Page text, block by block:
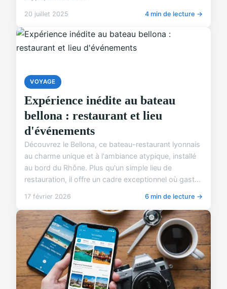
20 juillet 2025 4 min de lecture →
VOYAGE
Expérience inédite au bateau
bellona : restaurant et lieu
d'événements
Découvrez le Bellona, ce bateau-restaurant lyonnais
au charme unique et à l'ambiance atypique, installé
au bord du Rhône. Plus qu'un simple lieu de
restauration, il offre un cadre exceptionnel où gast...
17 février 2026 6 min de lecture →